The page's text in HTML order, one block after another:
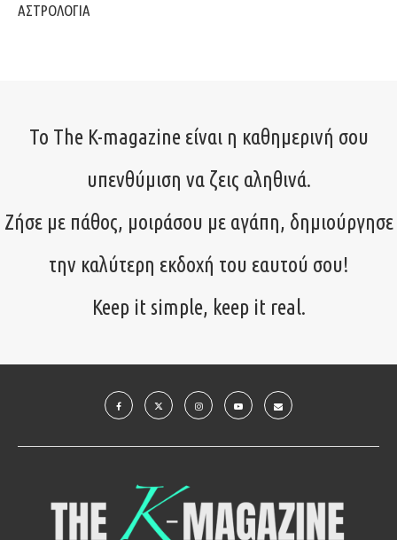
ΑΣΤΡΟΛΟΓΙΑ
Το The K-magazine είναι η καθημερινή σου
υπενθύμιση να ζεις αληθινά.
Ζήσε με πάθος, μοιράσου με αγάπη, δημιούργησε
την καλύτερη εκδοχή του εαυτού σου!
Keep it simple, keep it real.